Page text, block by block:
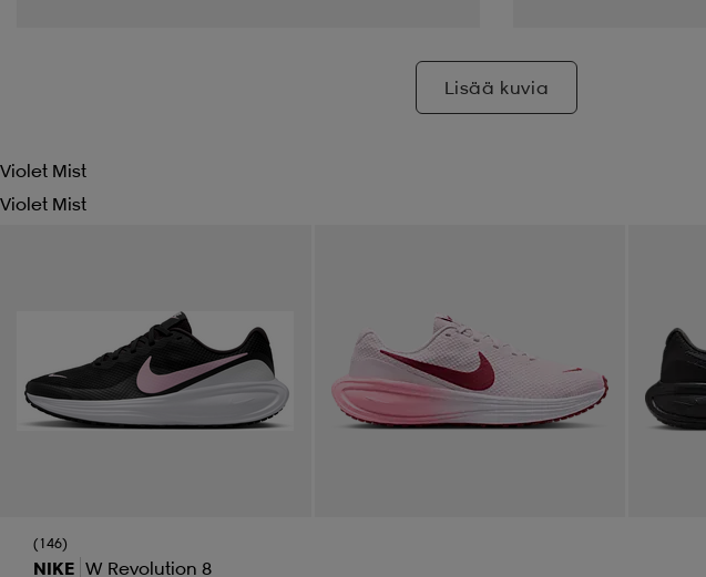
Lisää kuvia
Violet Mist
Violet Mist
(146)
NIKE W Revolution 8